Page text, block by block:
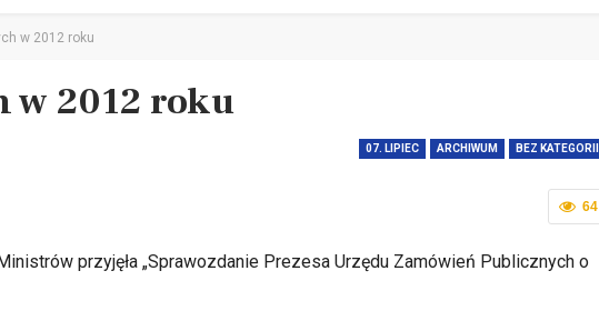
w 2012 roku
w 2012 roku
07. LIPIEC ARCHIWUM BEZ KATEGORII
64
przyjęła „Sprawozdanie Prezesa Urzędu Zamówień Publicznych o